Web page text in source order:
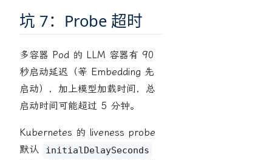
坑 7：Probe 超时
多容器 Pod 的 LLM 容器有 90
秒启动延迟（等 Embedding 先
启动），加上模型加载时间，总
启动时间可能超过 5 分钟。
Kubernetes 的 liveness probe
默认
initialDelaySeconds